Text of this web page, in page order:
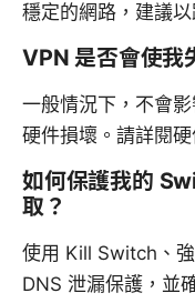
穩定的網路，建議
VPN 是否會使我
一般情況下，不會
硬件損壞。請詳閱
如何保護我的
取？
使用 Kill Switch、
DNS 泄漏保護，並